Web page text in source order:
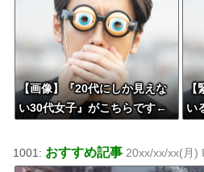
【画像】『20代にしか見えな
い30代女子』がこちらです←
う？？？？？？？
【
い
w
1001: おすすめ記事 20xx/xx/xx(月)